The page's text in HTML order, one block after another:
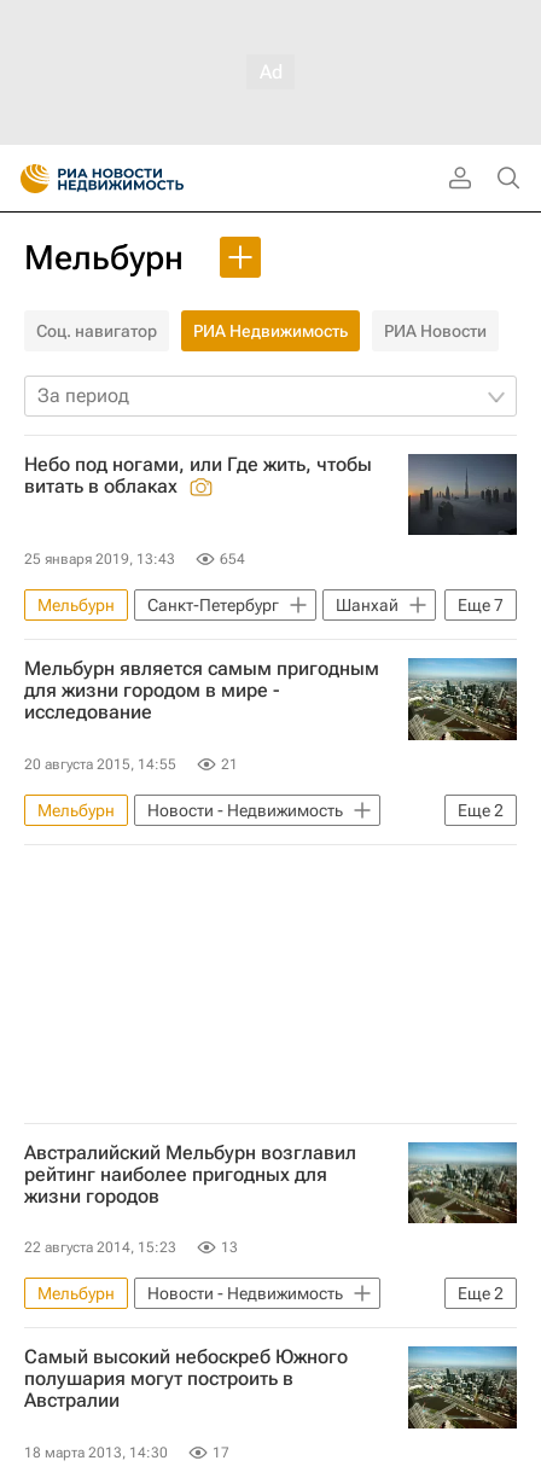
Мельбурн
Соц. навигатор РИА Недвижимость РИА Новости
За период
Небо под ногами, или Где жить, чтобы
витать в облаках
25 января 2019, 13:43 654
Еще7
Мельбурн Санкт-Петербург
Шанхай
Чикаго
Гонконг
Москва-Сити
Мультимедиа
Мультимедиа – РИА Недвижимость
Небоскребы
Дубай
Мельбурн является самым пригодным
для жизни городом в мире -
исследование
20 августа 2015, 14:55 21
Еще2
Мельбурн
Новости - Недвижимость
Австралия
Инфраструктура
Австралийский Мельбурн возглавил
рейтинг наиболее пригодных для
жизни городов
22 августа 2014, 15:23 13
Еще2
Мельбурн
Новости - Недвижимость
Австралия
Инфраструктура
Самый высокий небоскреб Южного
полушария могут построить в
Австралии
18 марта 2013, 14:30 17